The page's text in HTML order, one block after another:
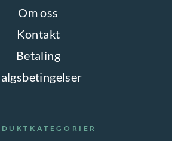
Om oss
Kontakt
Betaling